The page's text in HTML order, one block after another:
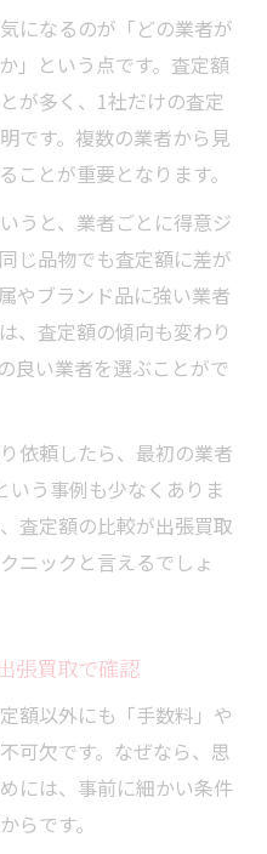
になるのが「どの業者が
」という点です。査定額
が多く、1社だけの査定
です。複数の業者から見
ことが重要となります。
うと、業者ごとに得意ジ
じ品物でも査定額に差が
やブランド品に強い業者
、査定額の傾向も変わり
良い業者を選ぶことがで
依頼したら、最初の業者
いう事例も少なくありま
査定額の比較が出張買取
ニックと言えるでしょ
張買取で確認
額以外にも「手数料」や
可欠です。なぜなら、思
には、事前に細かい条件
らです。